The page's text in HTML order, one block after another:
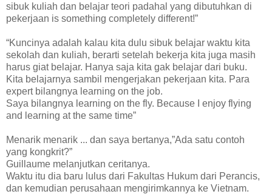
sibuk kuliah dan belajar teori padahal yang dibutuhkan di
pekerjaan is something completely different!”
“Kuncinya adalah kalau kita dulu sibuk belajar waktu kita
sekolah dan kuliah, berarti setelah bekerja kita juga masih
harus giat belajar. Hanya saja kita gak belajar dari buku.
Kita belajarnya sambil mengerjakan pekerjaan kita. Para
expert bilangnya learning on the job.
Saya bilangnya learning on the fly. Because I enjoy flying
and learning at the same time”
Menarik menarik ... dan saya bertanya,”Ada satu contoh
yang kongkrit?”
Guillaume melanjutkan ceritanya.
Waktu itu dia baru lulus dari Fakultas Hukum dari Perancis,
dan kemudian perusahaan mengirimkannya ke Vietnam.